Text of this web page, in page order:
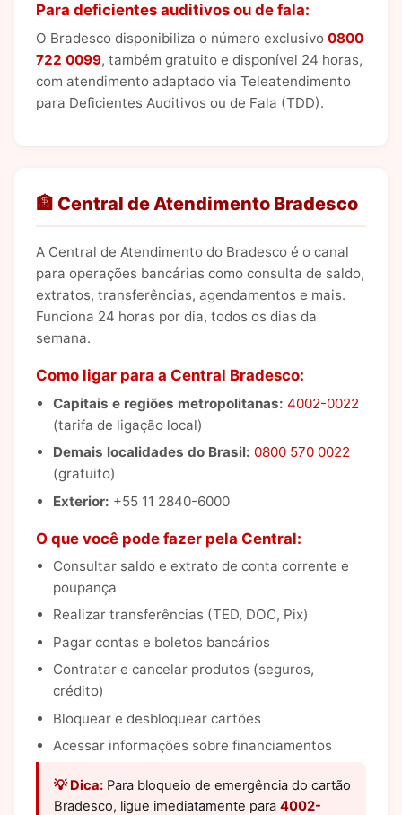
Para deficientes auditivos ou de fala:
O Bradesco disponibiliza o número exclusivo 0800
722 0099, também gratuito e disponível 24 horas,
com atendimento adaptado via Teleatendimento
para Deficientes Auditivos ou de Fala (TDD).
🏦 Central de Atendimento Bradesco
A Central de Atendimento do Bradesco é o canal
para operações bancárias como consulta de saldo,
extratos, transferências, agendamentos e mais.
Funciona 24 horas por dia, todos os dias da
semana.
Como ligar para a Central Bradesco:
Capitais e regiões metropolitanas: 4002-0022
(tarifa de ligação local)
Demais localidades do Brasil: 0800 570 0022
(gratuito)
Exterior: +55 11 2840-6000
O que você pode fazer pela Central:
Consultar saldo e extrato de conta corrente e
poupança
Realizar transferências (TED, DOC, Pix)
Pagar contas e boletos bancários
Contratar e cancelar produtos (seguros,
crédito)
Bloquear e desbloquear cartões
Acessar informações sobre financiamentos
💡 Dica: Para bloqueio de emergência do cartão
Bradesco, ligue imediatamente para 4002-